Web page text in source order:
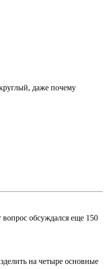
даже почему
обсуждался еще 150
на четыре основные